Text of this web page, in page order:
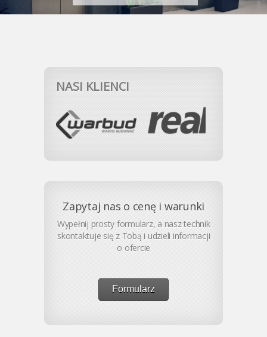
NASI KLIENCI
Zapytaj nas o cenę i warunki
Wypełnij prosty formularz, a nasz technik
skontaktuje się z Tobą i udzieli informacji
o ofercie
Formularz